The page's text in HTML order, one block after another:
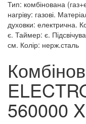
Тип: комбінована
нагріву: газові.
духовки: електрична.
є. Таймер: є.
см. Колір: нерж.сталь
560000 X